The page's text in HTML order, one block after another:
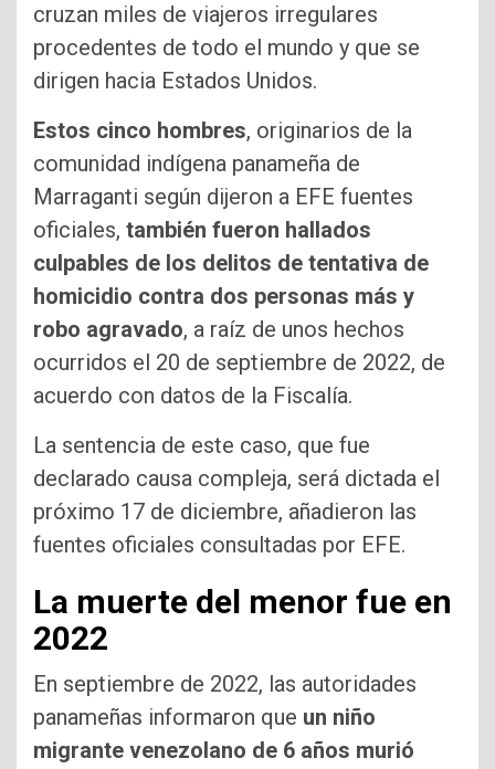
cruzan miles de viajeros irregulares
procedentes de todo el mundo y que se
dirigen hacia Estados Unidos.
Estos cinco hombres, originarios de la
comunidad indígena panameña de
Marraganti según dijeron a EFE fuentes
oficiales, también fueron hallados
culpables de los delitos de tentativa de
homicidio contra dos personas más y
robo agravado, a raíz de unos hechos
ocurridos el 20 de septiembre de 2022, de
acuerdo con datos de la Fiscalía.
La sentencia de este caso, que fue
declarado causa compleja, será dictada el
próximo 17 de diciembre, añadieron las
fuentes oficiales consultadas por EFE.
La muerte del menor fue en
2022
En septiembre de 2022, las autoridades
panameñas informaron que un niño
migrante venezolano de 6 años murió